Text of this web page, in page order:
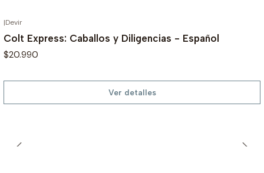
|Devir
Colt Express: Caballos y Diligencias - Español
$20.990
Ver detalles